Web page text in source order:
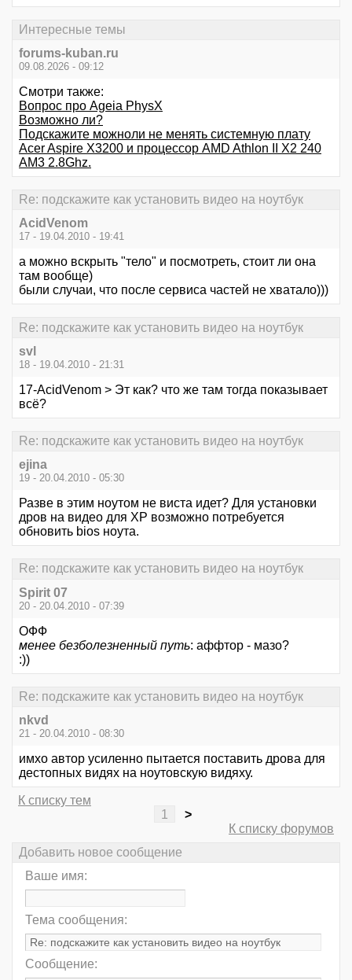
Интересные темы
forums-kuban.ru
09.08.2026 - 09:12
Смотри также:
Вопрос про Ageia PhysX
Возможно ли?
Подскажите можноли не менять системную плату
Acer Aspire X3200 и процессор AMD Athlon II X2 240
AM3 2.8Ghz.
Re: подскажите как установить видео на ноутбук
AcidVenom
17 - 19.04.2010 - 19:41
а можно вскрыть "тело" и посмотреть, стоит ли она
там вообще)
были случаи, что после сервиса частей не хватало)))
Re: подскажите как установить видео на ноутбук
svl
18 - 19.04.2010 - 21:31
17-AcidVenom > Эт как? что же там тогда показывает
всё?
Re: подскажите как установить видео на ноутбук
ejina
19 - 20.04.2010 - 05:30
Разве в этим ноутом не виста идет? Для установки
дров на видео для XP возможно потребуется
обновить bios ноута.
Re: подскажите как установить видео на ноутбук
Spirit 07
20 - 20.04.2010 - 07:39
ОФФ
менее безболезненный путь: аффтор - мазо?
:))
Re: подскажите как установить видео на ноутбук
nkvd
21 - 20.04.2010 - 08:30
имхо автор усиленно пытается поставить дрова для
дестопных видях на ноутовскую видяху.
К списку тем
1
>
К списку форумов
Добавить новое сообщение
Ваше имя:
Тема сообщения:
Сообщение: